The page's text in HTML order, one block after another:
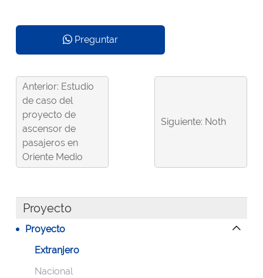
Preguntar
Anterior: Estudio
de caso del
proyecto de
ascensor de
pasajeros en
Oriente Medio
Siguiente: Noth
Proyecto
Proyecto
Extranjero
Nacional